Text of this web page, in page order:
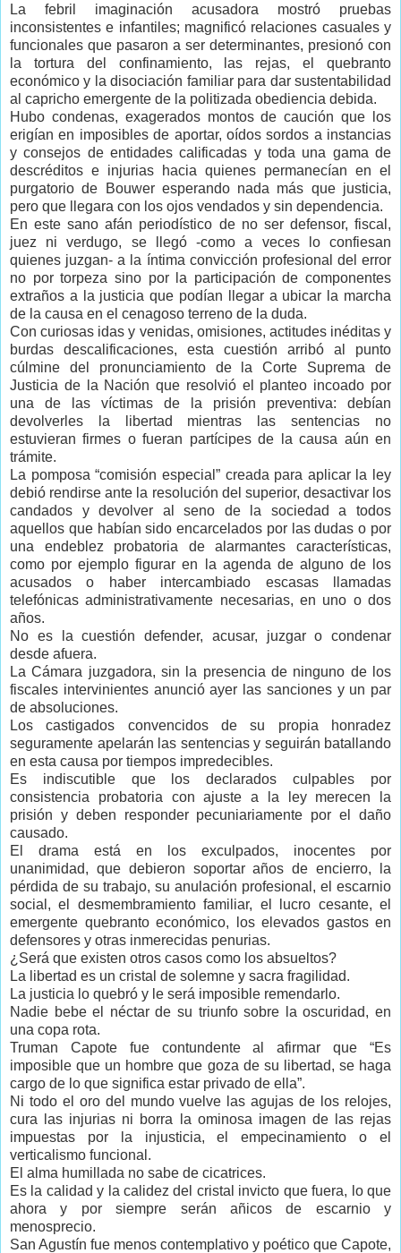
La febril imaginación acusadora mostró pruebas
inconsistentes e infantiles; magnificó relaciones casuales y
funcionales que pasaron a ser determinantes, presionó con
la tortura del confinamiento, las rejas, el quebranto
económico y la disociación familiar para dar sustentabilidad
al capricho emergente de la politizada obediencia debida.
Hubo condenas, exagerados montos de caución que los
erigían en imposibles de aportar, oídos sordos a instancias
y consejos de entidades calificadas y toda una gama de
descréditos e injurias hacia quienes permanecían en el
purgatorio de Bouwer esperando nada más que justicia,
pero que llegara con los ojos vendados y sin dependencia.
En este sano afán periodístico de no ser defensor, fiscal,
juez ni verdugo, se llegó -como a veces lo confiesan
quienes juzgan- a la íntima convicción profesional del error
no por torpeza sino por la participación de componentes
extraños a la justicia que podían llegar a ubicar la marcha
de la causa en el cenagoso terreno de la duda.
Con curiosas idas y venidas, omisiones, actitudes inéditas y
burdas descalificaciones, esta cuestión arribó al punto
cúlmine del pronunciamiento de la Corte Suprema de
Justicia de la Nación que resolvió el planteo incoado por
una de las víctimas de la prisión preventiva: debían
devolverles la libertad mientras las sentencias no
estuvieran firmes o fueran partícipes de la causa aún en
trámite.
La pomposa “comisión especial” creada para aplicar la ley
debió rendirse ante la resolución del superior, desactivar los
candados y devolver al seno de la sociedad a todos
aquellos que habían sido encarcelados por las dudas o por
una endeblez probatoria de alarmantes características,
como por ejemplo figurar en la agenda de alguno de los
acusados o haber intercambiado escasas llamadas
telefónicas administrativamente necesarias, en uno o dos
años.
No es la cuestión defender, acusar, juzgar o condenar
desde afuera.
La Cámara juzgadora, sin la presencia de ninguno de los
fiscales intervinientes anunció ayer las sanciones y un par
de absoluciones.
Los castigados convencidos de su propia honradez
seguramente apelarán las sentencias y seguirán batallando
en esta causa por tiempos impredecibles.
Es indiscutible que los declarados culpables por
consistencia probatoria con ajuste a la ley merecen la
prisión y deben responder pecuniariamente por el daño
causado.
El drama está en los exculpados, inocentes por
unanimidad, que debieron soportar años de encierro, la
pérdida de su trabajo, su anulación profesional, el escarnio
social, el desmembramiento familiar, el lucro cesante, el
emergente quebranto económico, los elevados gastos en
defensores y otras inmerecidas penurias.
¿Será que existen otros casos como los absueltos?
La libertad es un cristal de solemne y sacra fragilidad.
La justicia lo quebró y le será imposible remendarlo.
Nadie bebe el néctar de su triunfo sobre la oscuridad, en
una copa rota.
Truman Capote fue contundente al afirmar que “Es
imposible que un hombre que goza de su libertad, se haga
cargo de lo que significa estar privado de ella”.
Ni todo el oro del mundo vuelve las agujas de los relojes,
cura las injurias ni borra la ominosa imagen de las rejas
impuestas por la injusticia, el empecinamiento o el
verticalismo funcional.
El alma humillada no sabe de cicatrices.
Es la calidad y la calidez del cristal invicto que fuera, lo que
ahora y por siempre serán añicos de escarnio y
menosprecio.
San Agustín fue menos contemplativo y poético que Capote,